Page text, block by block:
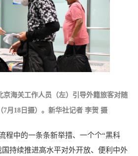
京海关工作人员（左）引导外籍旅客对随
7月18日摄）。新华社记者 李贺 摄
程中的一条条新举措、一个个“黑科
持续推进高水平对外开放、便利中外